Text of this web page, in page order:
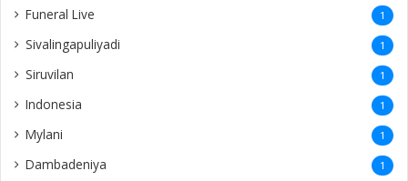
Funeral Live 1
Sivalingapuliyadi 1
Siruvilan 1
Indonesia 1
Mylani 1
Dambadeniya 1